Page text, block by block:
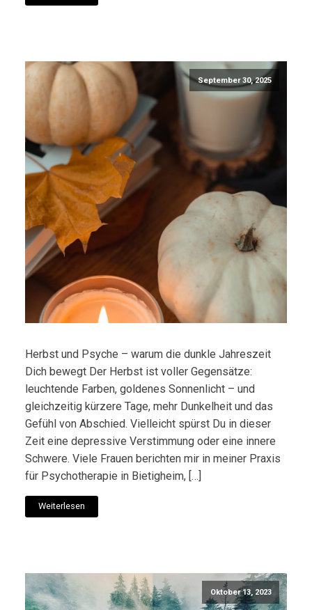
September 30, 2025
Herbst und Psyche – warum die dunkle Jahreszeit
Dich bewegt Der Herbst ist voller Gegensätze:
leuchtende Farben, goldenes Sonnenlicht – und
gleichzeitig kürzere Tage, mehr Dunkelheit und das
Gefühl von Abschied. Vielleicht spürst Du in dieser
Zeit eine depressive Verstimmung oder eine innere
Schwere. Viele Frauen berichten mir in meiner Praxis
für Psychotherapie in Bietigheim, […]
Weiterlesen
Oktober 13, 2023